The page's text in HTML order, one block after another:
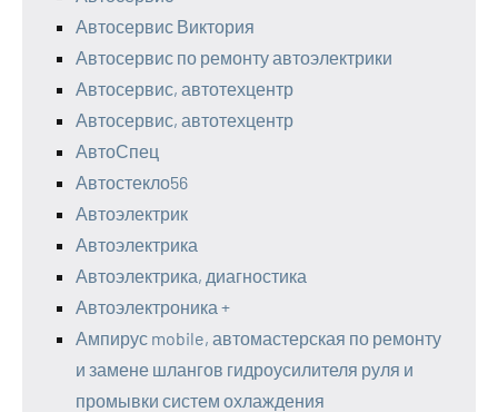
Автосервис Виктория
Автосервис по ремонту автоэлектрики
Автосервис, автотехцентр
Автосервис, автотехцентр
АвтоСпец
Автостекло56
Автоэлектрик
Автоэлектрика
Автоэлектрика, диагностика
Автоэлектроника +
Ампирус mobile, автомастерская по ремонту
и замене шлангов гидроусилителя руля и
промывки систем охлаждения